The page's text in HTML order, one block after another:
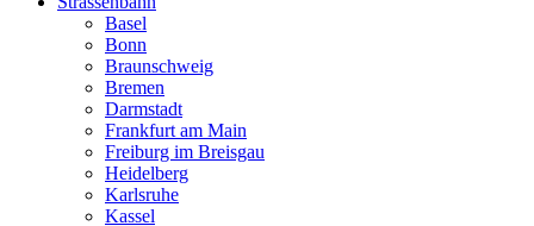
Basel
Bonn
Braunschweig
Bremen
Darmstadt
Frankfurt am Main
Freiburg im Breisgau
Heidelberg
Karlsruhe
Kassel